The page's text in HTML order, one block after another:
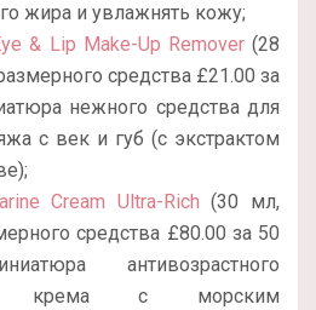
жира и увлажнять кожу;
& Lip Make-Up Remover(28
средства £21.00 за
нежного средства для
с век и губ (с экстрактом
Cream Ultra-Rich (30 мл,
средства £80.00 за 50
антивозрастного
крема с морским